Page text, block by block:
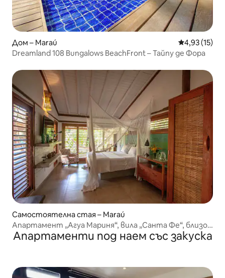
Дом – Maraú Средна
4,93 (15)
Dreamland 108 Bungalows BeachFront – Тайпу де Фора
Самостоятелна стая – Maraú
Апартамент „Агуа Мариня“, вила „Санта Фе“, близо
до всичко!
Апартаменти под наем със закуска